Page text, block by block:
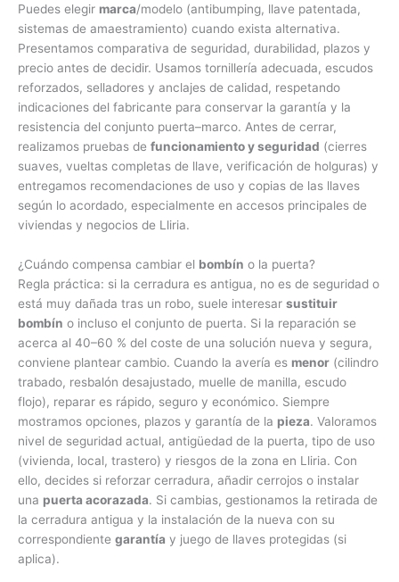
Puedes elegir marca/modelo (antibumping, llave patentada,
sistemas de amaestramiento) cuando exista alternativa.
Presentamos comparativa de seguridad, durabilidad, plazos y
precio antes de decidir. Usamos tornillería adecuada, escudos
reforzados, selladores y anclajes de calidad, respetando
indicaciones del fabricante para conservar la garantía y la
resistencia del conjunto puerta–marco. Antes de cerrar,
realizamos pruebas de funcionamiento y seguridad (cierres
suaves, vueltas completas de llave, verificación de holguras) y
entregamos recomendaciones de uso y copias de las llaves
según lo acordado, especialmente en accesos principales de
viviendas y negocios de Lliria.
¿Cuándo compensa cambiar el bombín o la puerta?
Regla práctica: si la cerradura es antigua, no es de seguridad o
está muy dañada tras un robo, suele interesar sustituir
bombín o incluso el conjunto de puerta. Si la reparación se
acerca al 40–60 % del coste de una solución nueva y segura,
conviene plantear cambio. Cuando la avería es menor (cilindro
trabado, resbalón desajustado, muelle de manilla, escudo
flojo), reparar es rápido, seguro y económico. Siempre
mostramos opciones, plazos y garantía de la pieza. Valoramos
nivel de seguridad actual, antigüedad de la puerta, tipo de uso
(vivienda, local, trastero) y riesgos de la zona en Lliria. Con
ello, decides si reforzar cerradura, añadir cerrojos o instalar
una puerta acorazada. Si cambias, gestionamos la retirada de
la cerradura antigua y la instalación de la nueva con su
correspondiente garantía y juego de llaves protegidas (si
aplica).